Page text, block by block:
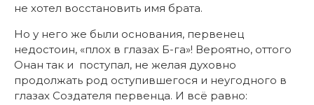
не хотел восстановить имя брата.
Но у него же были основания, первенец
недостоин, «плох в глазах Б-га»! Вероятно, оттого
Онан так и поступал, не желая духовно
продолжать род оступившегося и неугодного в
глазах Создателя первенца. И всё равно: